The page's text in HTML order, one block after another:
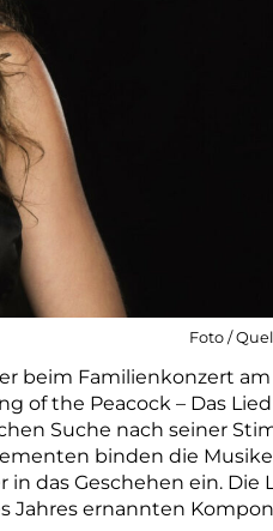
Foto /
beim Familienkonzert am
of the Peacock – Das Lied
Suche nach seiner
binden die
in das Geschehen ein. Die
Jahres ernannten